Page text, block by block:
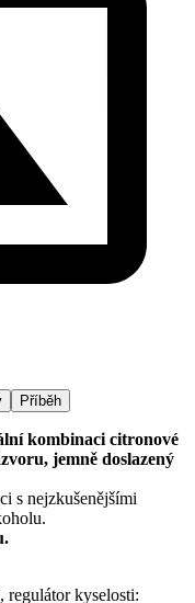
Příběh
kombinaci citronové
jemně doslazený
s nejzkušenějšími
kyselosti: